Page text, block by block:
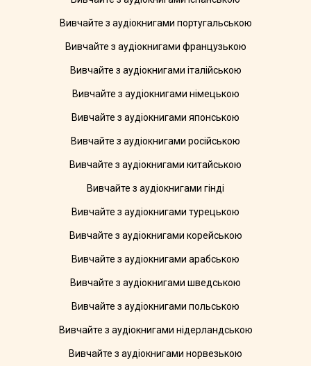
Вивчайте з аудіокнигами португальською
Вивчайте з аудіокнигами французькою
Вивчайте з аудіокнигами італійською
Вивчайте з аудіокнигами німецькою
Вивчайте з аудіокнигами японською
Вивчайте з аудіокнигами російською
Вивчайте з аудіокнигами китайською
Вивчайте з аудіокнигами гінді
Вивчайте з аудіокнигами турецькою
Вивчайте з аудіокнигами корейською
Вивчайте з аудіокнигами арабською
Вивчайте з аудіокнигами шведською
Вивчайте з аудіокнигами польською
Вивчайте з аудіокнигами нідерландською
Вивчайте з аудіокнигами норвезькою